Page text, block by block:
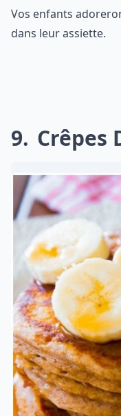
Vos enfants
dans leur assiette.
9 Crêpes